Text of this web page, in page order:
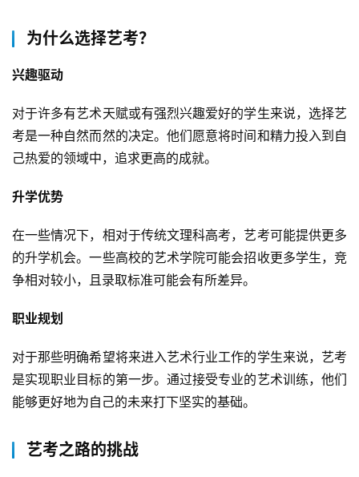
为什么选择艺考？
兴趣驱动
对于许多有艺术天赋或有强烈兴趣爱好的学生来说，选择艺
考是一种自然而然的决定。他们愿意将时间和精力投入到自
己热爱的领域中，追求更高的成就。
升学优势
在一些情况下，相对于传统文理科高考，艺考可能提供更多
的升学机会。一些高校的艺术学院可能会招收更多学生，竞
争相对较小，且录取标准可能会有所差异。
职业规划
对于那些明确希望将来进入艺术行业工作的学生来说，艺考
是实现职业目标的第一步。通过接受专业的艺术训练，他们
能够更好地为自己的未来打下坚实的基础。
艺考之路的挑战